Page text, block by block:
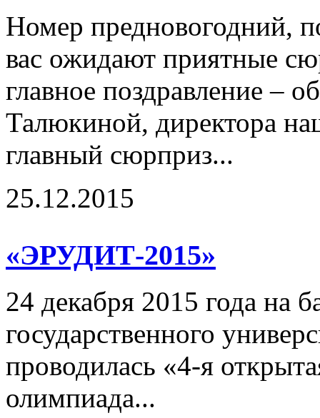
Номер предновогодний,
вас ожидают приятные
главное поздравление –
Талюкиной, директора
главный сюрприз...
25.12.2015
«ЭРУДИТ-2015»
24 декабря 2015 года на
государственного
проводилась «4-я
олимпиада...